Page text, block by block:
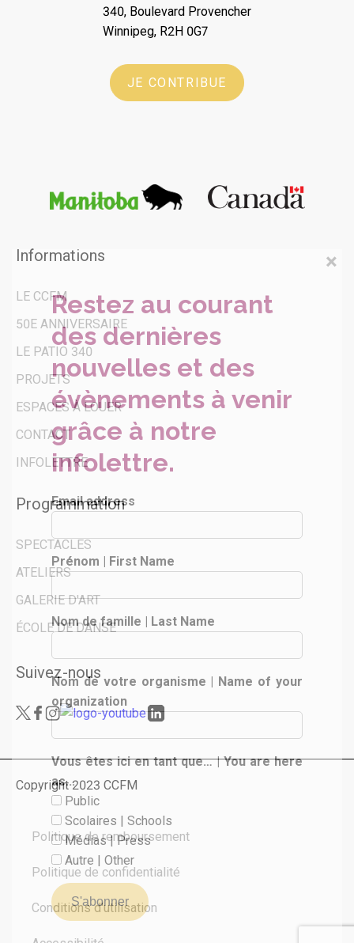
340, Boulevard Provencher
Winnipeg, R2H 0G7
JE CONTRIBUE
Informations
LE CCFM
50E ANNIVERSAIRE
LE PATIO 340
PROJETS
ESPACES À LOUER
CONTACT
INFOLETTRE
Programmation
SPECTACLES
ATELIERS
GALERIE D'ART
ÉCOLE DE DANSE
Suivez-nous
Copyright 2023 CCFM
Politique de remboursement
Politique de confidentialité
Conditions d'utilisation
Restez au courant
des dernières
nouvelles et des
évènements à venir
grâce à notre
infolettre.
Email address
Prénom | First Name
Nom de famille | Last Name
Nom de votre organisme | Name of your
organization
Vous êtes ici en tant que… | You are here
as...
Public
Scolaires | Schools
Médias | Press
Autre | Other
×